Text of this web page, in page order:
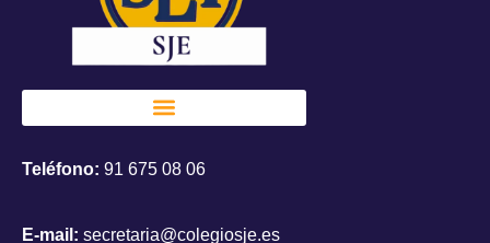
Teléfono: 91 675 08 06
E-mail: secretaria@colegiosje.es